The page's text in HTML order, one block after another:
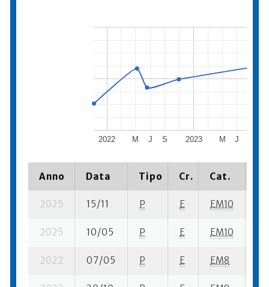
2022 2023
M J S M J
Anno Data Tipo Cr. Cat.
2025 15/11 P E EM10
2025 10/05 P E EM10
2022 07/05 P E EM8